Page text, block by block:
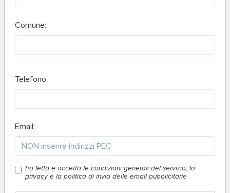
Comune:
Telefono:
Email:
ho letto e accetto le condizioni generali del servizio, la
privacy e la politica di invio delle email pubblicitarie